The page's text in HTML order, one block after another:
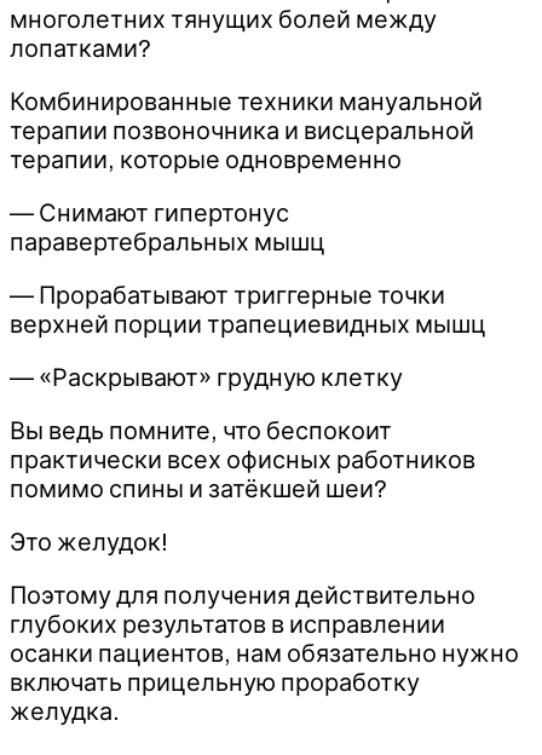
многолетних тянущих болей между
лопатками?
Комбинированные техники мануальной
терапии позвоночника и висцеральной
терапии, которые одновременно
— Снимают гипертонус
паравертебральных мышц
— Прорабатывают триггерные точки
верхней порции трапециевидных мышц
— «Раскрывают» грудную клетку
Вы ведь помните, что беспокоит
практически всех офисных работников
помимо спины и затёкшей шеи?
Это желудок!
Поэтому для получения действительно
глубоких результатов в исправлении
осанки пациентов, нам обязательно нужно
включать прицельную проработку
желудка.